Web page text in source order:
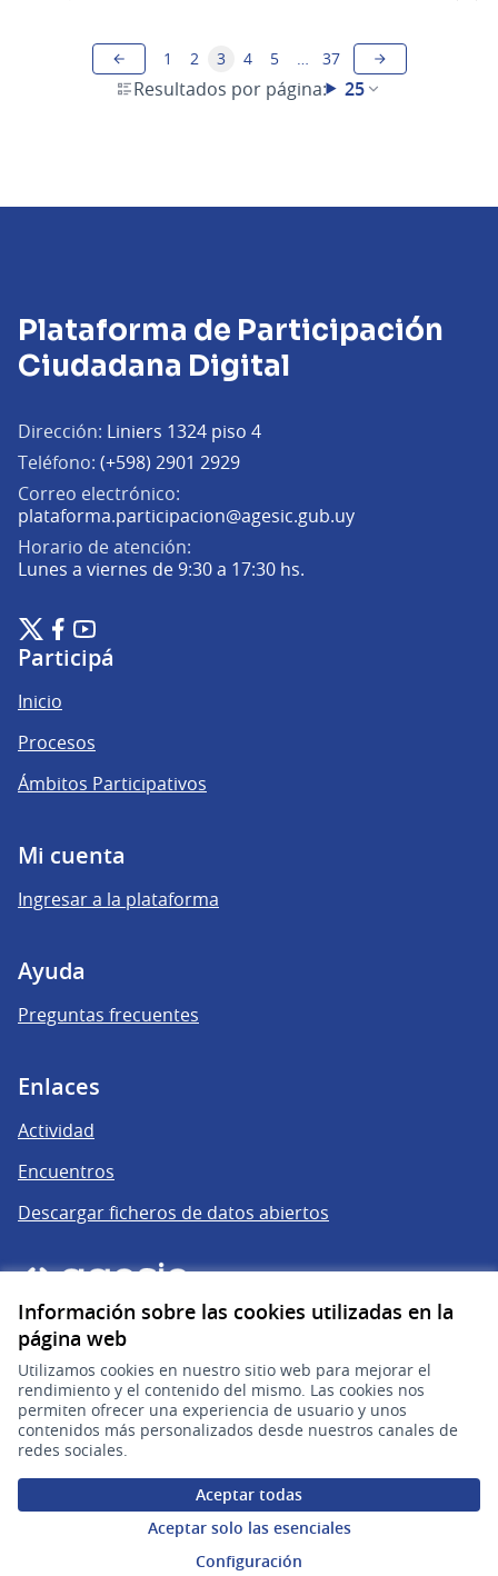
Información sobre las cookies utilizadas en la
página web
Utilizamos cookies en nuestro sitio web para mejorar el
rendimiento y el contenido del mismo. Las cookies nos
permiten ofrecer una experiencia de usuario y unos
contenidos más personalizados desde nuestros canales de
redes sociales.
Aceptar todas
Aceptar solo las esenciales
Configuración
Resultados por página: 25
1 2 3 4 5 37
Plataforma de Participación
Ciudadana Digital
Dirección: Liniers 1324 piso 4
Teléfono: (+598) 2901 2929
Correo electrónico:
plataforma.participacion@agesic.gub.uy(Abrir en una
Horario de atención:
Lunes a viernes de 9:30 a 17:30 hs.
Plataforma de Participación Ciudadana Digital en X
(Enlace externo)
Plataforma de Participación Ciudadana Digital en Facebook
(Enlace externo)
Plataforma de Participación Ciudadana Digital en
(Enlace externo)
Participá
Inicio
Procesos
Ámbitos Participativos
Mi cuenta
Ingresar a la plataforma
Ayuda
Preguntas frecuentes
Enlaces
Actividad
Encuentros
Descargar ficheros de datos abiertos
gub.uy
(Enlace externo)
Sitio oficial de la República Oriental del Uruguay
Configuración de cookies
Web creada consoftware libre